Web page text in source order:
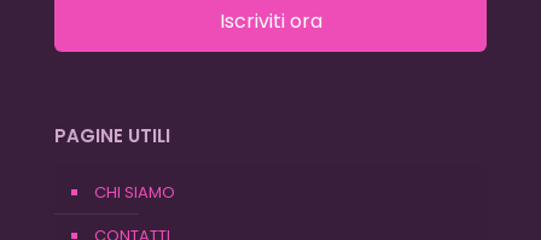
Iscriviti ora
PAGINE UTILI
CHI SIAMO